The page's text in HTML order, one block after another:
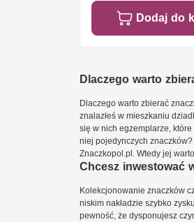
Dodaj do
Dlaczego warto
Dlaczego warto zbierać
znalazłeś w mieszkaniu
się w nich egzemplarze,
niej pojedynczych
Znaczkopol.pl. Wtedy jej
Chcesz inwestować
Kolekcjonowanie znaczków
niskim nakładzie szybko
pewność, że dysponujesz